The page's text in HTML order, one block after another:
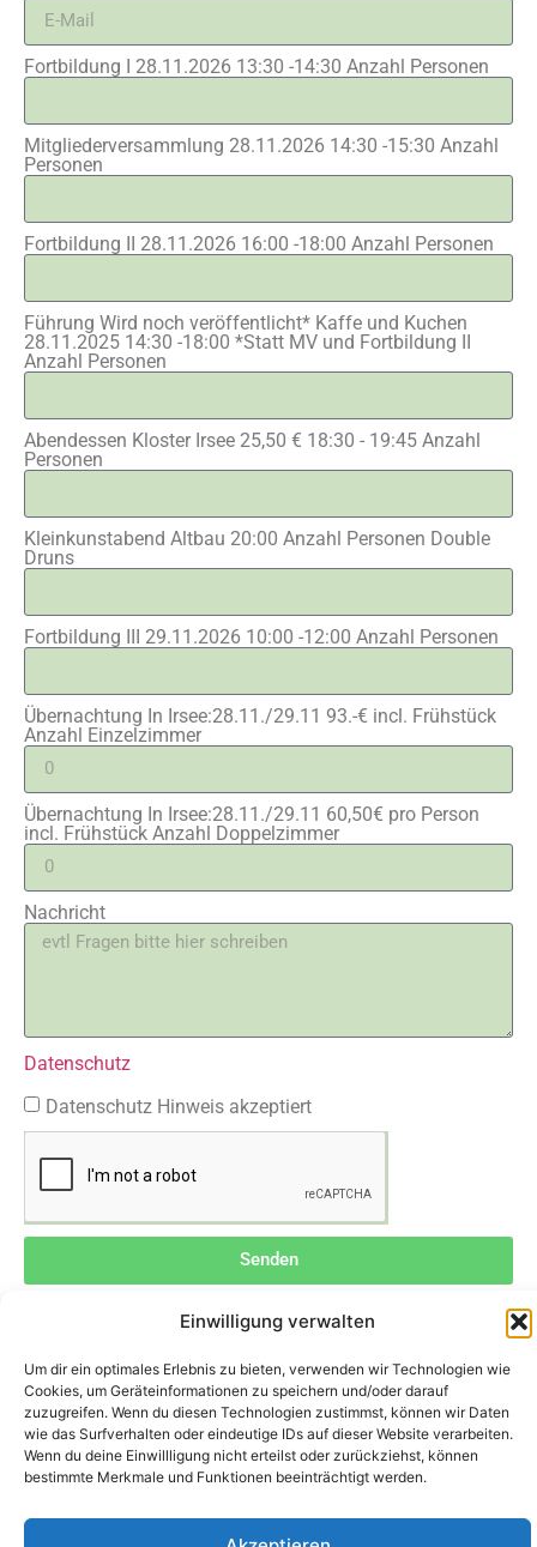
Einwilligung verwalten
Um dir ein optimales Erlebnis zu bieten, verwenden wir Technologien wie
Cookies, um Geräteinformationen zu speichern und/oder darauf
zuzugreifen. Wenn du diesen Technologien zustimmst, können wir Daten
wie das Surfverhalten oder eindeutige IDs auf dieser Website verarbeiten.
Wenn du deine Einwillligung nicht erteilst oder zurückziehst, können
bestimmte Merkmale und Funktionen beeinträchtigt werden.
Fortbildung I 28.11.2026 13:30 -14:30 Anzahl Personen
Mitgliederversammlung 28.11.2026 14:30 -15:30 Anzahl
Personen
Fortbildung II 28.11.2026 16:00 -18:00 Anzahl Personen
Führung Wird noch veröffentlicht* Kaffe und Kuchen
28.11.2025 14:30 -18:00 *Statt MV und Fortbildung II
Anzahl Personen
Abendessen Kloster Irsee 25,50 € 18:30 - 19:45 Anzahl
Personen
Kleinkunstabend Altbau 20:00 Anzahl Personen Double
Druns
Fortbildung III 29.11.2026 10:00 -12:00 Anzahl Personen
Übernachtung In Irsee:28.11./29.11 93.-€ incl. Frühstück
Anzahl Einzelzimmer
Übernachtung In Irsee:28.11./29.11 60,50€ pro Person
incl. Frühstück Anzahl Doppelzimmer
Nachricht
Datenschutz
Datenschutz Hinweis akzeptiert
Senden
Nach dem Absenden erhalten Sie eine Antwort in Ihrem
Postfach, bitte auch Spam-Ordner kontrollieren.
Impressum